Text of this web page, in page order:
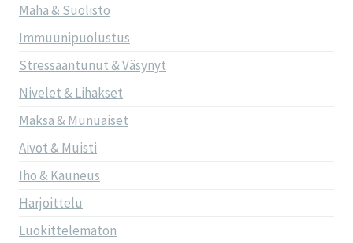
Maha & Suolisto
Immuunipuolustus
Stressaantunut & Väsynyt
Nivelet & Lihakset
Maksa & Munuaiset
Aivot & Muisti
Iho & Kauneus
Harjoittelu
Luokittelematon